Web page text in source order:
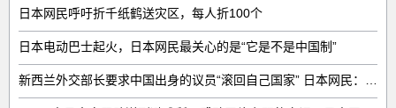
日本网民呼吁折千纸鹤送灾区，每人折100个
日本电动巴士起火，日本网民最关心的是“它是不是中国制”